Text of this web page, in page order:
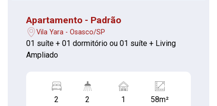
Apartamento - Padrão
Vila Yara - Osasco/SP
01 suíte + 01 dormitório ou 01 suíte + Living
Ampliado
2
2
1
58m²